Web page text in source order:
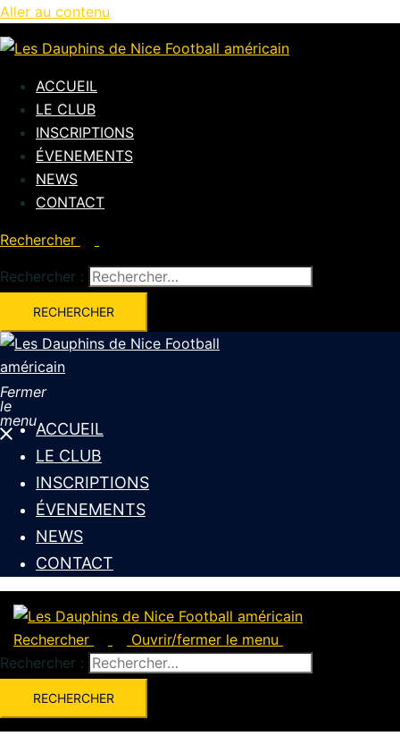
Aller au contenu
ACCUEIL
LE CLUB
INSCRIPTIONS
ÉVENEMENTS
NEWS
CONTACT
Rechercher
Rechercher :
Fermer
le
menuACCUEIL
LE CLUB
INSCRIPTIONS
ÉVENEMENTS
NEWS
CONTACT
Rechercher
Ouvrir/fermer le menu
Rechercher :